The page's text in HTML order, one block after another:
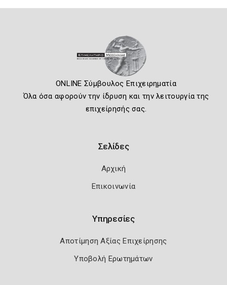
ONLINE Σύμβουλος Επιχειρηματία
Όλα όσα αφορούν την ίδρυση και την λειτουργία της
επιχείρησής σας.
Σελίδες
Αρχική
Επικοινωνία
Υπηρεσίες
Αποτίμηση Αξίας Επιχείρησης
Υποβολή Ερωτημάτων